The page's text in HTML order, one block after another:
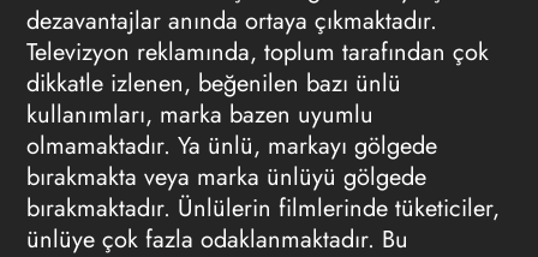
dezavantajlar anında ortaya çıkmaktadır.
Televizyon reklamında, toplum tarafından çok
dikkatle izlenen, beğenilen bazı ünlü
kullanımları, marka bazen uyumlu
olmamaktadır. Ya ünlü, markayı gölgede
bırakmakta veya marka ünlüyü gölgede
bırakmaktadır. Ünlülerin filmlerinde tüketiciler,
ünlüye çok fazla odaklanmaktadır. Bu